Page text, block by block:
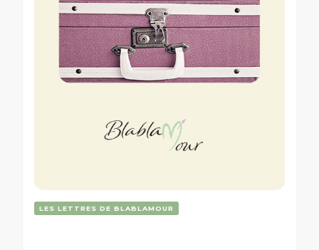
LES LETTRES DE BLABLAMOUR